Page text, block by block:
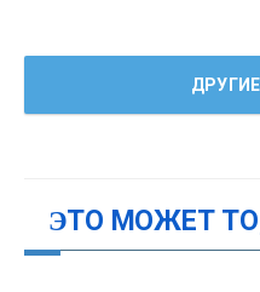
ЭТО МОЖЕТ